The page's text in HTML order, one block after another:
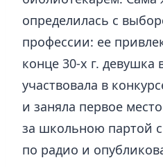
определилась с
профессии: ее
конце 30-х г. девушка
участвовала в
и заняла первое
за школьною партой
по радио и